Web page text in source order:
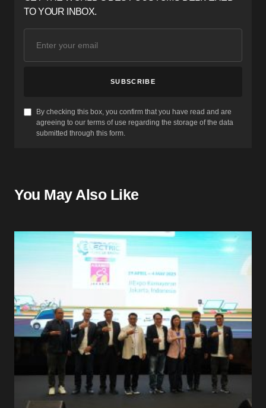
TO YOUR INBOX.
SUBSCRIBE
By checking this box, you confirm that you have read and are
agreeing to our terms of use regarding the storage of the data
submitted through this form.
You May Also Like